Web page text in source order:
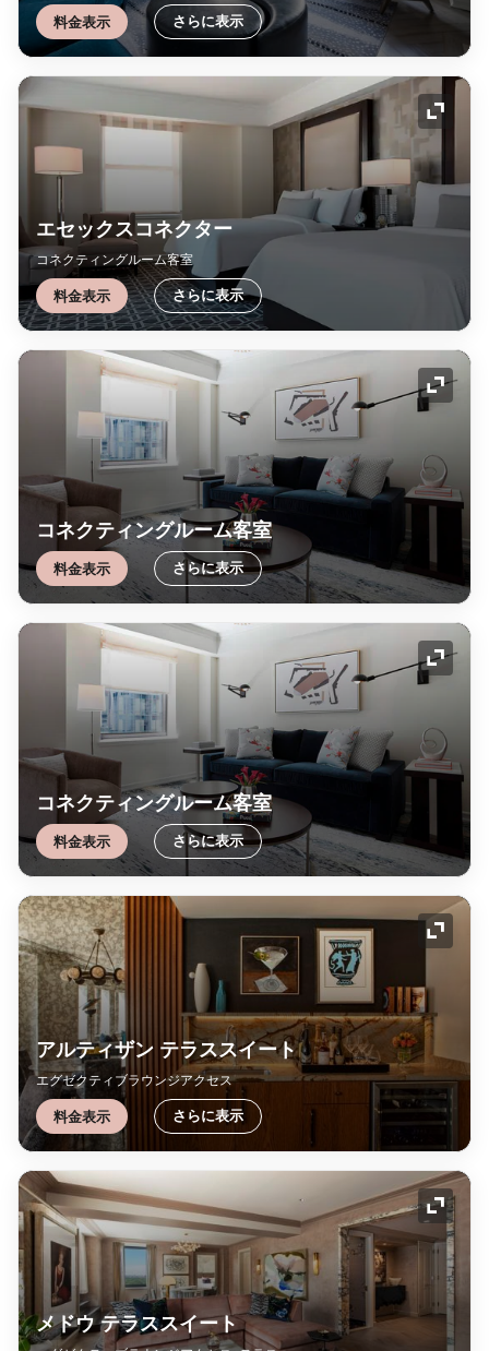
料金表示 さらに表示
アイ
エセックスコネクター
コネクティングルーム客室
料金表示 さらに表示
アイ
コネクティングルーム客室
料金表示 さらに表示
アイ
コネクティングルーム客室
料金表示 さらに表示
アイ
アルティザン テラススイート
エグゼクティブラウンジアクセス
料金表示 さらに表示
アイ
メドウ テラススイート